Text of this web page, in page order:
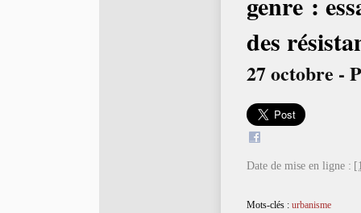
des
27 octobre -
Date de mise en ligne :
Mots-clés : urbanisme